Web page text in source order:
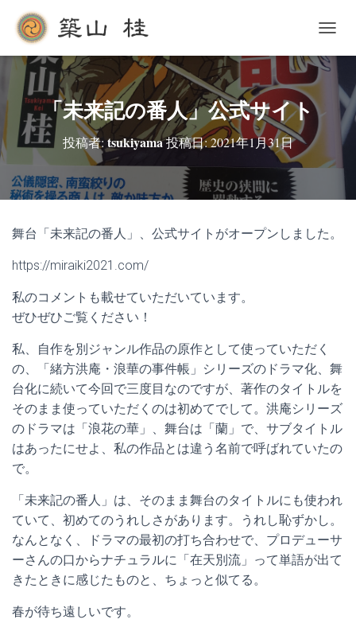
ビ
ゲ
切
「未来記の番人」公式サイト
投稿者: tsukiyama投稿日:2021年1月31日
舞台「未来記の番人」、公式サイトがオープンしました。
https://miraiki2021.com/
私のコメントも載せていただいています。
ぜひぜひご覧ください！
私、自作を別ジャンル作品の原作として使っていただく
の、「緒方洪庵・浪華の事件帳」シリーズのドラマ化、舞
台化に続いて今回で三度目なのですが、著作のタイトルを
そのまま使っていただくのは初めてでして。洪庵シリーズ
のドラマは「浪花の華」、舞台は「蘭」で、サブタイトル
はあったにせよ、私の作品とは違う名前で呼ばれていたの
で。
「未来記の番人」は、そのまま舞台のタイトルにも使われ
ていて、初めてのうれしさがあります。うれし恥ずかし。
なんとなく、ドラマの最初の打ち合わせで、プロデューサ
ーさんの口からナチュラルに「在天別流」って単語が出て
きたときに感じたものと、ちょっと似てる。
春が待ち遠しいです。